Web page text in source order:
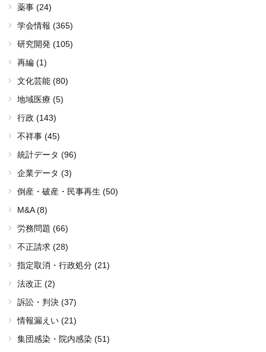
薬事 (24)
学会情報 (365)
研究開発 (105)
再編 (1)
文化芸能 (80)
地域医療 (5)
行政 (143)
不祥事 (45)
統計データ (96)
企業データ (3)
倒産・破産・民事再生 (50)
M&A (8)
労務問題 (66)
不正請求 (28)
指定取消・行政処分 (21)
法改正 (2)
訴訟・判決 (37)
情報漏えい (21)
集団感染・院内感染 (51)